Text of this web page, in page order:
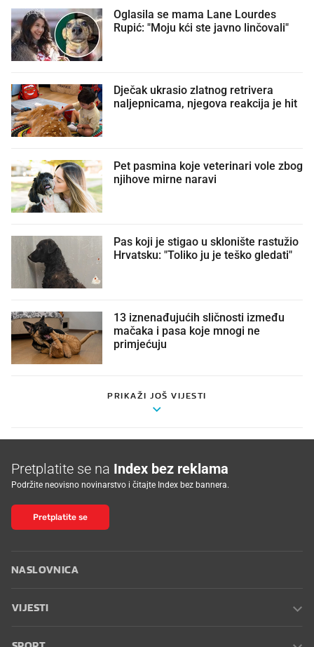
Oglasila se mama Lane Lourdes
Rupić: "Moju kći ste javno linčovali"
Dječak ukrasio zlatnog retrivera
naljepnicama, njegova reakcija je hit
Pet pasmina koje veterinari vole zbog
njihove mirne naravi
Pas koji je stigao u sklonište rastužio
Hrvatsku: "Toliko ju je teško gledati"
13 iznenađujućih sličnosti između
mačaka i pasa koje mnogi ne
primjećuju
PRIKAŽI JOŠ VIJESTI
Pretplatite se na Index bez reklama
Podržite neovisno novinarstvo i čitajte Index bez bannera.
Pretplatite se
NASLOVNICA
VIJESTI
SPORT